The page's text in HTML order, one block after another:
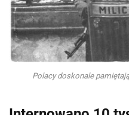
Polacy doskonale